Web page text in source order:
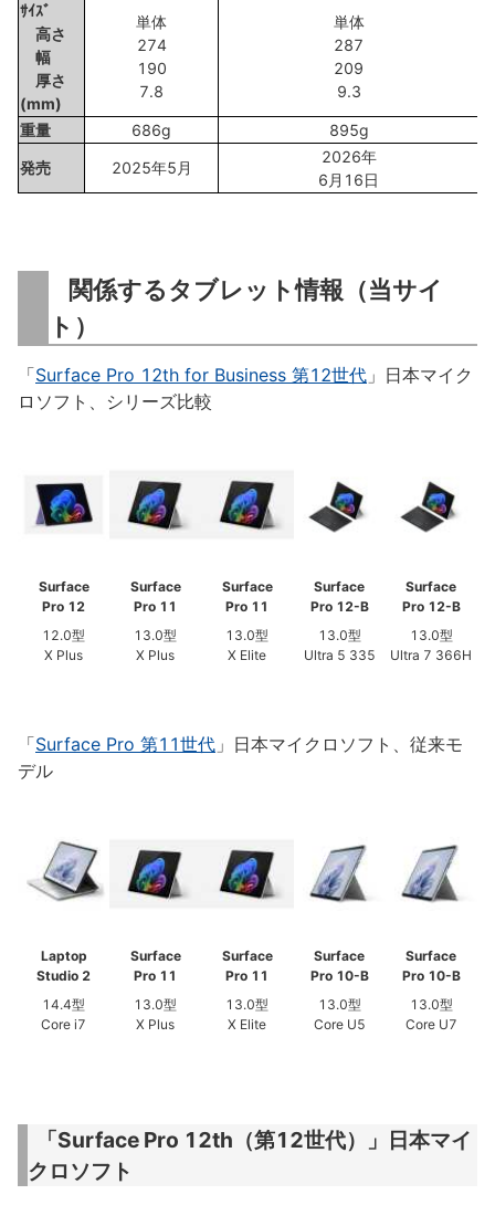
ｻｲｽﾞ
高さ
幅
厚さ
(mm)
単体
274
190
7.8
単体
287
209
9.3
重量 686g
895g
発売
2025年5月
2026年
6月16日
関係するタブレット情報（当サイ
ト）
「Surface Pro 12th for Business 第12世代 」日本マイク
ロソフト、シリーズ比較
Surface
Pro 12
12.0型
X Plus
Surface
Pro 11
13.0型
X Plus
Surface
Pro 11
13.0型
X Elite
Surface
Pro 12-B
13.0型
Ultra 5 335
Surface
Pro 12-B
13.0型
Ultra 7 366H
「Surface Pro 第11世代 」日本マイクロソフト、従来モ
デル
Laptop
Studio 2
14.4型
Core i7
Surface
Pro 11
13.0型
X Plus
Surface
Pro 11
13.0型
X Elite
Surface
Pro 10-B
13.0型
Core U5
Surface
Pro 10-B
13.0型
Core U7
「Surface Pro 12th（第12世代）」日本マイ
クロソフト